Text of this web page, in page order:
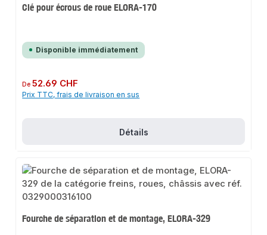
Clé pour écrous de roue ELORA-170
Disponible immédiatement
Prix régulier :
De52.69 CHF
Prix TTC, frais de livraison en sus
Détails
Fourche de séparation et de montage, ELORA-329